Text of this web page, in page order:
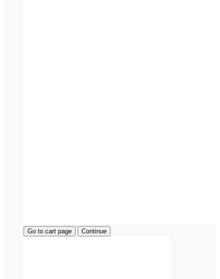
Go to cart page Continue